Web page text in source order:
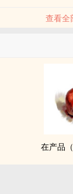
查看全
在产品（